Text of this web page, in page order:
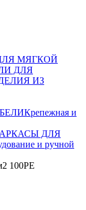
МЯГКОЙ
ДЛЯ
ИЗ
Крепежная и
ДЛЯ
и ручной
100PE